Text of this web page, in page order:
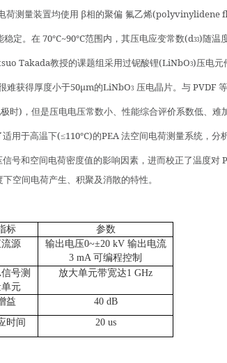
荷测量装置均使用 β相的聚偏 氟乙烯(polyvinylidene
稳定。在 70℃~90℃范围内，其压电应变常数(d33)随温
Takada教授的课题组采用过铌酸锂(LiNbO3)压电元
难获得厚度小于50μm的LiNbO3 压电晶片。与 PVDF 等
时) ，但是压电电压常数小、性能综合评价系数低、难
适用于高温下(≤110℃)的PEA 法空间电荷测量系统，分
号和空间电荷密度值的影响因素，进而校正了温度对
空间电荷产生、积聚及消散的特性。
标
参数
源 输出电压0~±20 kV 输出电流
3 mA 可编程控制
号测
元
放大单元带宽达1 GHz
益
40 dB
时间
20 us